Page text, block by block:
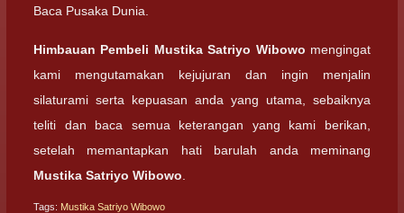
Baca Pusaka Dunia.
Himbauan Pembeli Mustika Satriyo Wibowo mengingat
kami mengutamakan kejujuran dan ingin menjalin
silaturami serta kepuasan anda yang utama, sebaiknya
teliti dan baca semua keterangan yang kami berikan,
setelah memantapkan hati barulah anda meminang
Mustika Satriyo Wibowo
Tags: Mustika Satriyo Wibowo